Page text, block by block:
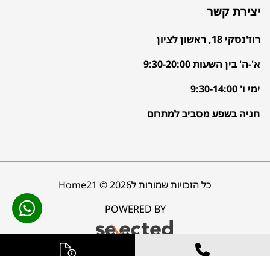
יצירת קשר
רוז'נסקי 18, ראשון לציון
א'-ה' בין השעות 9:30-20:00
ימי ו' 9:30-14:00
חניה בשפע מסביב למתחם
כל הזכויות שמורות לHome21 © 2026
POWERED BY